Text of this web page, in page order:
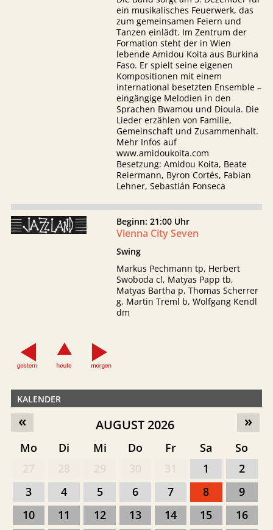
ein musikalisches Feuerwerk, das
zum gemeinsamen Feiern und
Tanzen einlädt. Im Zentrum der
Formation steht der in Wien
lebende Amidou Koita aus Burkina
Faso. Er spielt seine eigenen
Kompositionen mit einem
international besetzten Ensemble –
eingängige Melodien in den
Sprachen Bwamou und Dioula. Die
Lieder erzählen von Familie,
Gemeinschaft und Zusammenhalt.
Mehr Infos auf
www.amidoukoita.com
Besetzung: Amidou Koita, Beate
Reiermann, Byron Cortés, Fabian
Lehner, Sebastián Fonseca
Beginn: 21:00 Uhr
Vienna City Seven
Swing
Markus Pechmann tp, Herbert
Swoboda cl, Matyas Papp tb,
Matyas Bartha p, Thomas Scherrer
g, Martin Treml b, Wolfgang Kendl
dm
KALENDER
»
« AUGUST 2026
Mo Di Mi Do Fr Sa
So
1
2
3
4 5 6 7 8
9
10
11 12 13 14 15
16